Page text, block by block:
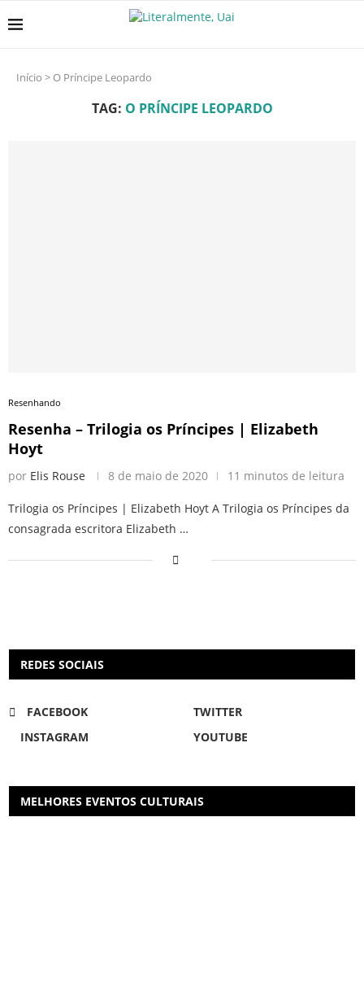
Início > O Príncipe Leopardo
TAG: O PRÍNCIPE LEOPARDO
Resenhando
Resenha – Trilogia os Príncipes | Elizabeth
Hoyt
por Elis Rouse 8 de maio de 2020 11 minutos de leitura
Trilogia os Príncipes | Elizabeth Hoyt A Trilogia os Príncipes da
consagrada escritora Elizabeth …
REDES SOCIAIS
FACEBOOK
TWITTER
INSTAGRAM
YOUTUBE
MELHORES EVENTOS CULTURAIS